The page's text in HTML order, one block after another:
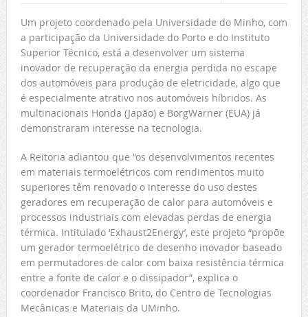
Um projeto coordenado pela Universidade do Minho, com
a participação da Universidade do Porto e do Instituto
Superior Técnico, está a desenvolver um sistema
inovador de recuperação da energia perdida no escape
dos automóveis para produção de eletricidade, algo que
é especialmente atrativo nos automóveis híbridos. As
multinacionais Honda (Japão) e BorgWarner (EUA) já
demonstraram interesse na tecnologia.
A Reitoria adiantou que “os desenvolvimentos recentes
em materiais termoelétricos com rendimentos muito
superiores têm renovado o interesse do uso destes
geradores em recuperação de calor para automóveis e
processos industriais com elevadas perdas de energia
térmica. Intitulado ‘Exhaust2Energy’, este projeto “propõe
um gerador termoelétrico de desenho inovador baseado
em permutadores de calor com baixa resistência térmica
entre a fonte de calor e o dissipador”, explica o
coordenador Francisco Brito, do Centro de Tecnologias
Mecânicas e Materiais da UMinho.